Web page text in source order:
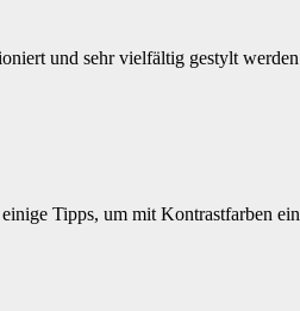
und sehr vielfältig gestylt
Tipps, um mit Kontrastfarben